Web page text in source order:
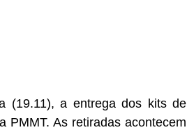
(19.11), a entrega dos kits de
PMMT. As retiradas acontecem